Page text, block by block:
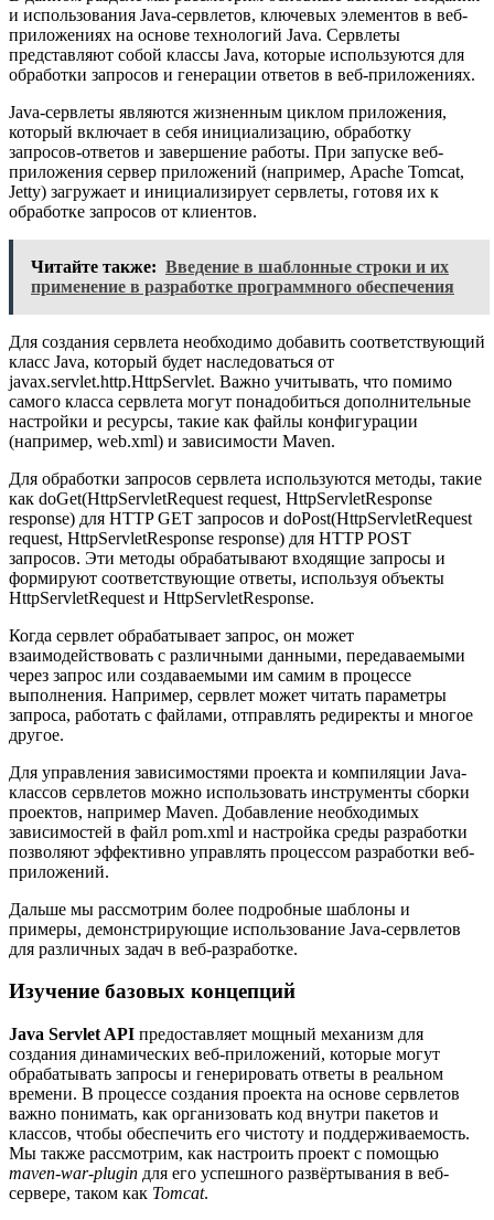
и использования Java-сервлетов, ключевых элементов в веб-
приложениях на основе технологий Java. Сервлеты
представляют собой классы Java, которые используются для
обработки запросов и генерации ответов в веб-приложениях.
Java-сервлеты являются жизненным циклом приложения,
который включает в себя инициализацию, обработку
запросов-ответов и завершение работы. При запуске веб-
приложения сервер приложений (например, Apache Tomcat,
Jetty) загружает и инициализирует сервлеты, готовя их к
обработке запросов от клиентов.
Читайте также: Введение в шаблонные строки и их
применение в разработке программного обеспечения
Для создания сервлета необходимо добавить соответствующий
класс Java, который будет наследоваться от
javax.servlet.http.HttpServlet. Важно учитывать, что помимо
самого класса сервлета могут понадобиться дополнительные
настройки и ресурсы, такие как файлы конфигурации
(например, web.xml) и зависимости Maven.
Для обработки запросов сервлета используются методы, такие
как doGet(HttpServletRequest request, HttpServletResponse
response) для HTTP GET запросов и doPost(HttpServletRequest
request, HttpServletResponse response) для HTTP POST
запросов. Эти методы обрабатывают входящие запросы и
формируют соответствующие ответы, используя объекты
HttpServletRequest и HttpServletResponse.
Когда сервлет обрабатывает запрос, он может
взаимодействовать с различными данными, передаваемыми
через запрос или создаваемыми им самим в процессе
выполнения. Например, сервлет может читать параметры
запроса, работать с файлами, отправлять редиректы и многое
другое.
Для управления зависимостями проекта и компиляции Java-
классов сервлетов можно использовать инструменты сборки
проектов, например Maven. Добавление необходимых
зависимостей в файл pom.xml и настройка среды разработки
позволяют эффективно управлять процессом разработки веб-
приложений.
Дальше мы рассмотрим более подробные шаблоны и
примеры, демонстрирующие использование Java-сервлетов
для различных задач в веб-разработке.
Изучение базовых концепций
Java Servlet API предоставляет мощный механизм для
создания динамических веб-приложений, которые могут
обрабатывать запросы и генерировать ответы в реальном
времени. В процессе создания проекта на основе сервлетов
важно понимать, как организовать код внутри пакетов и
классов, чтобы обеспечить его чистоту и поддерживаемость.
Мы также рассмотрим, как настроить проект с помощью
maven-war-plugin для его успешного развёртывания в веб-
сервере, таком как Tomcat.